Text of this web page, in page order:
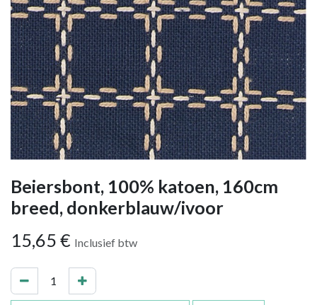
Beiersbont, 100% katoen, 160cm
breed, donkerblauw/ivoor
15,65 € Inclusief btw